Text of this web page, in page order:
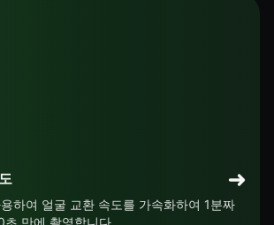
하여 얼굴 교환 속도를 가속화하여 1분짜
초 만에 촬영합니다.